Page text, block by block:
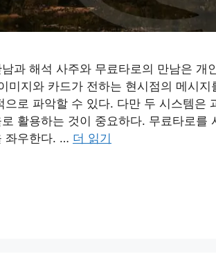
과 해석 사주와 무료타로의 만남은 개
미지와 카드가 전하는 현시점의 메시
으로 파악할 수 있다. 다만 두 시스템은
활용하는 것이 중요하다. 무료타로를
좌우한다. … 더 읽기